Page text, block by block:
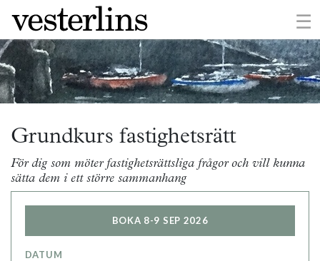
☰
×
Grundkurs fastighetsrätt
För dig som möter fastighetsrättsliga frågor och vill kunna
sätta dem i ett större sammanhang
BOKA 8-9 SEP 2026
DATUM